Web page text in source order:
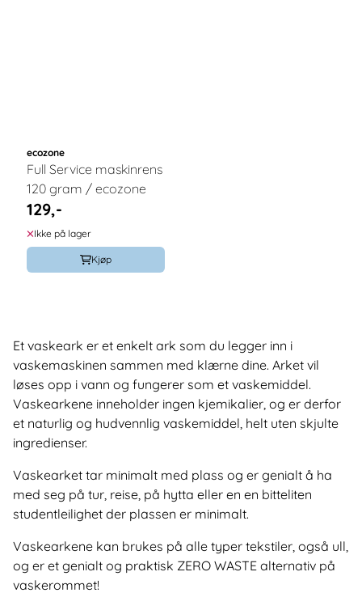
ecozone
Full Service maskinrens
120 gram / ecozone
129,-
Ikke på lager
Kjøp
Et vaskeark er et enkelt ark som du legger inn i
vaskemaskinen sammen med klærne dine. Arket vil
løses opp i vann og fungerer som et vaskemiddel.
Vaskearkene inneholder ingen kjemikalier, og er derfor
et naturlig og hudvennlig vaskemiddel, helt uten skjulte
ingredienser.
Vaskearket tar minimalt med plass og er genialt å ha
med seg på tur, reise, på hytta eller en en bitteliten
studentleilighet der plassen er minimalt.
Vaskearkene kan brukes på alle typer tekstiler, også ull,
og er et genialt og praktisk ZERO WASTE alternativ på
vaskerommet!